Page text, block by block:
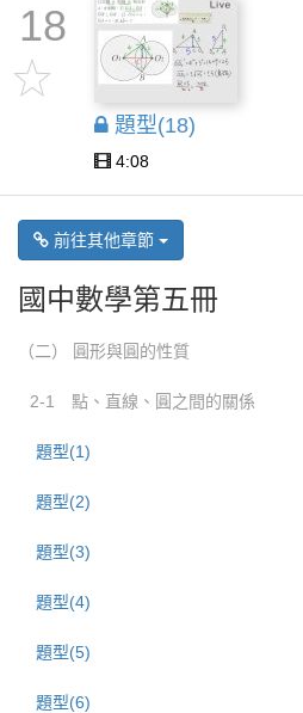
18
題型(18)
4:08
前往其他章節
國中數學第五冊
（二） 圓形與圓的性質
2-1 點、直線、圓之間的關係
題型(1)
題型(2)
題型(3)
題型(4)
題型(5)
題型(6)